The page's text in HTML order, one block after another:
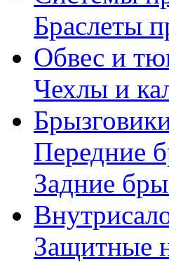
Браслеты
Обвес и
Чехлы и
Передние
Задние
Защитные